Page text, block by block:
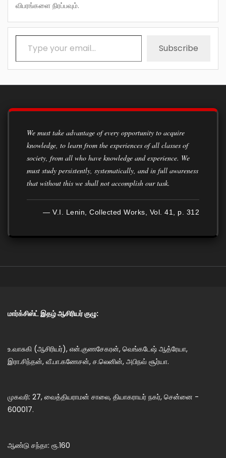
விபரங்களை நிரப்பவும்.
Type your email…
Subscribe
We must take advantage of every opportunity to acquire
knowledge, to learn from the experiences of all classes of
society, from all who have knowledge and experience. We
must study persistently, systematically, and in full awareness
that without this we shall not accomplish our task.
— V.I. Lenin, Collected Works, Vol. 41, p. 312
மார்க்சிஸ்ட் இதழ் ஆசிரியர் குழு:
உ.வாசுகி (ஆசிரியர்), என்.குணசேகரன், வெங்கடேஷ் ஆத்ரேயா,
இரா.சிந்தன், வீ.பா.கணேசன், ச.லெனின், அபிநவ் சூர்யா.
முகவரி: 27, வைத்தியராமன் சாலை, தியாகராயர் நகர், சென்னை -
600017.
ஆண்டு சந்தா: ரூ.160